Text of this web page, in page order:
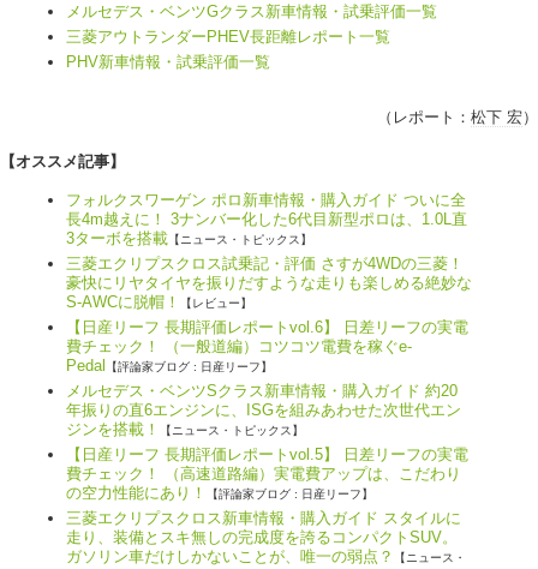
メルセデス・ベンツGクラス新車情報・試乗評価一覧
三菱アウトランダーPHEV長距離レポート一覧
PHV新車情報・試乗評価一覧
（レポート： 松下 宏）
【オススメ記事】
フォルクスワーゲン ポロ新車情報・購入ガイド ついに全
長4m越えに！ 3ナンバー化した6代目新型ポロは、1.0L直
3ターボを搭載 【ニュース・トピックス】
三菱エクリプスクロス試乗記・評価 さすが4WDの三菱！
豪快にリヤタイヤを振りだすような走りも楽しめる絶妙な
S-AWCに脱帽！
【レビュー】
【日産リーフ 長期評価レポートvol.6】 日差リーフの実電
費チェック！ （一般道編）コツコツ電費を稼ぐe-
Pedal
【評論家ブログ : 日産リーフ】
メルセデス・ベンツSクラス新車情報・購入ガイド 約20
年振りの直6エンジンに、ISGを組みあわせた次世代エン
ジンを搭載！
【ニュース・トピックス】
【日産リーフ 長期評価レポートvol.5】 日差リーフの実電
費チェック！ （高速道路編）実電費アップは、こだわり
の空力性能にあり！
【評論家ブログ : 日産リーフ】
三菱エクリプスクロス新車情報・購入ガイド スタイルに
走り、装備とスキ無しの完成度を誇るコンパクトSUV。
ガソリン車だけしかないことが、唯一の弱点？
【ニュース・